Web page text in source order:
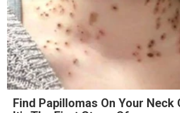
Find Papillomas On Your Neck